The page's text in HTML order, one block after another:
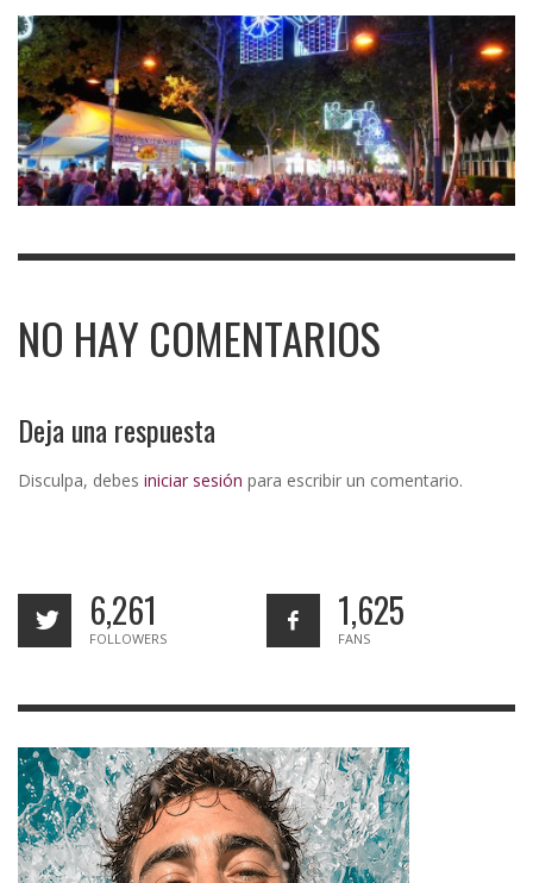
NO HAY COMENTARIOS
Deja una respuesta
Disculpa, debes iniciar sesión para escribir un comentario.
6,261
FOLLOWERS
1,625
FANS